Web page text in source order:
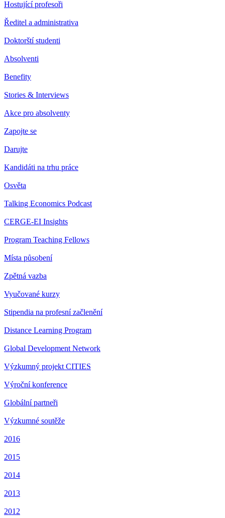
Hostující profesoři
Ředitel a administrativa
Doktorští studenti
Absolventi
Benefity
Stories & Interviews
Akce pro absolventy
Zapojte se
Darujte
Kandidáti na trhu práce
Osvěta
Talking Economics Podcast
CERGE-EI Insights
Program Teaching Fellows
Místa působení
Zpětná vazba
Vyučované kurzy
Stipendia na profesní začlenění
Distance Learning Program
Global Development Network
Výzkumný projekt CITIES
Výroční konference
Globální partneři
Výzkumné soutěže
2016
2015
2014
2013
2012